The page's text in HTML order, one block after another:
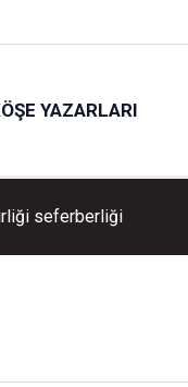
YAZARLARI
seferberliği